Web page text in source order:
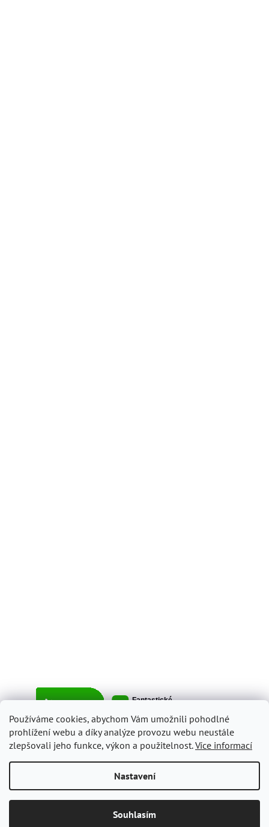
Používáme cookies, abychom Vám umožnili pohodlné
prohlížení webu a díky analýze provozu webu neustále
zlepšovali jeho funkce, výkon a použitelnost.Více informací
Nastavení
Souhlasím
Copyright 2026ItalyShop.cz. Všechna práva vyhrazena.Upravit
nastavení cookies